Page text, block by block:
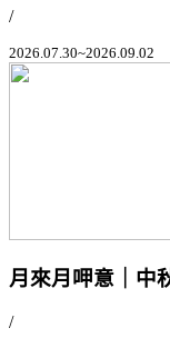
/
2026.07.30~2026.09.02
月來月呷意｜中
/